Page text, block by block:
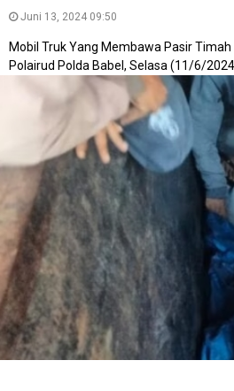
Juni 13, 2024 09:50
Mobil Truk Yang Membawa Pasir
Polairud Polda Babel, Selasa (11/6/